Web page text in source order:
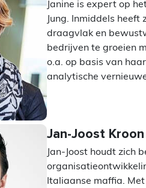
Janine is expert op
Jung. Inmiddels
draagvlak en
bedrijven te groeien
o.a. op basis van
analytische
Jan-Joost Kroon
Jan-Joost houdt zich
Italiaanse maffia.